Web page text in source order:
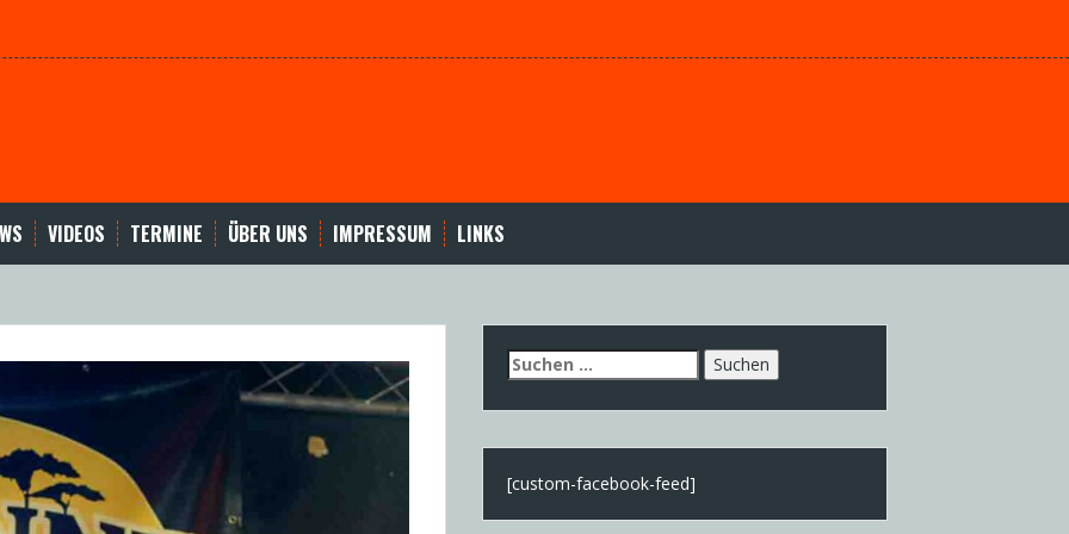
VIDEOS TERMINE ÜBER UNS IMPRESSUM LINKS
Suchen
nach:
[custom-facebook-feed]